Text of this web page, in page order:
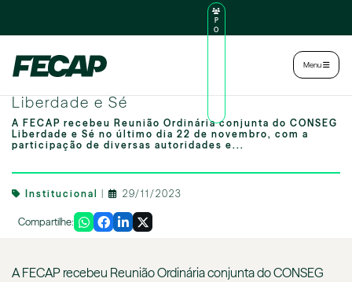
P
O
U
Menu
Liberdade e Sé
A FECAP recebeu Reunião Ordinária conjunta do CONSEG
Liberdade e Sé no último dia 22 de novembro, com a
participação de diversas autoridades e...
Institucional 29/11/2023
Compartilhe:
A FECAP recebeu Reunião Ordinária conjunta do CONSEG